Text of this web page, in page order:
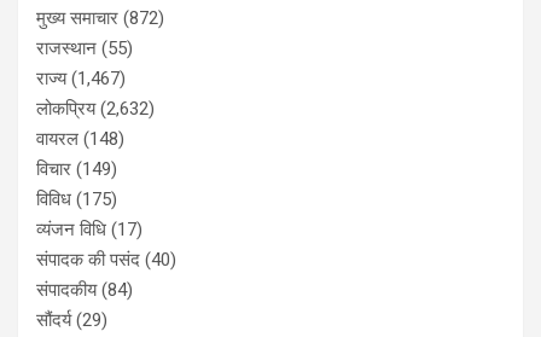
मुख्य समाचार (872)
राजस्थान (55)
राज्य(1,467)
लोकप्रिय(2,632)
वायरल (148)
विचार (149)
विविध (175)
व्यंजन विधि (17)
संपादक की पसंद (40)
संपादकीय(84)
सौंदर्य(29)